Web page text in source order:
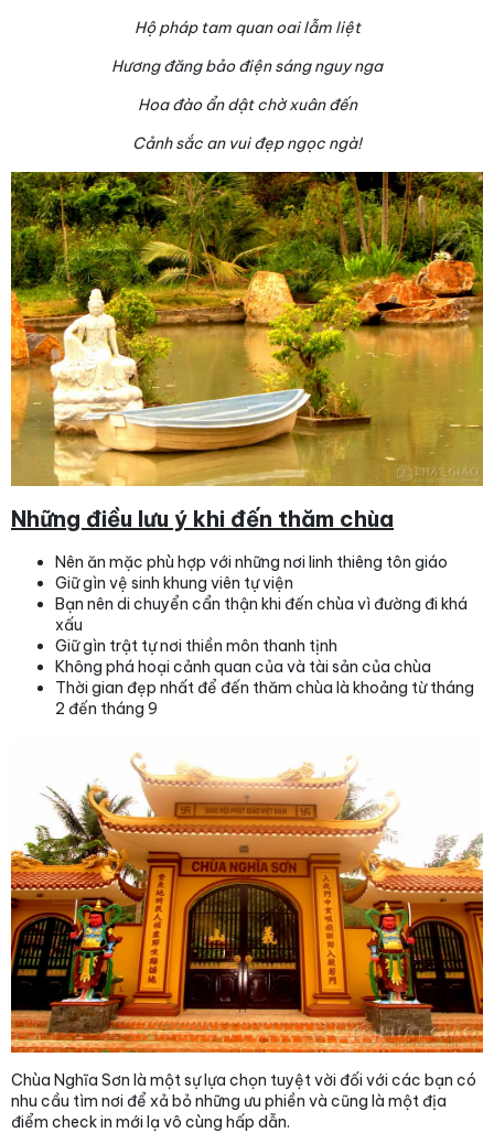
Hộ pháp tam quan oai lẫm liệt
Hương đăng bảo điện sáng nguy nga
Hoa đào ẩn dật chờ xuân đến
Cảnh sắc an vui đẹp ngọc ngà!
Những điều lưu ý khi đến thăm chùa
Nên ăn mặc phù hợp với những nơi linh thiêng tôn giáo
Giữ gìn vệ sinh khung viên tự viện
Bạn nên di chuyển cẩn thận khi đến chùa vì đường đi khá
xấu
Giữ gìn trật tự nơi thiền môn thanh tịnh
Không phá hoại cảnh quan của và tài sản của chùa
Thời gian đẹp nhất để đến thăm chùa là khoảng từ tháng
2 đến tháng 9
Chùa Nghĩa Sơn là một sự lựa chọn tuyệt vời đối với các bạn có
nhu cầu tìm nơi để xả bỏ những ưu phiền và cũng là một địa
điểm check in mới lạ vô cùng hấp dẫn.